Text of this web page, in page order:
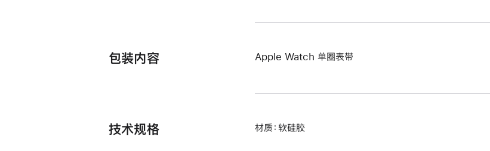
包装内容 Apple Watch 单圈表带
技术规格 材质：软硅胶